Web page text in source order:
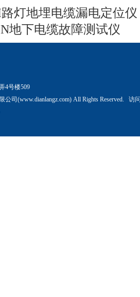
灯地埋电缆漏电定位仪
地下电缆故障测试仪
4号楼509
公司(www.dianlangz.com) All Rights Reserved. 访